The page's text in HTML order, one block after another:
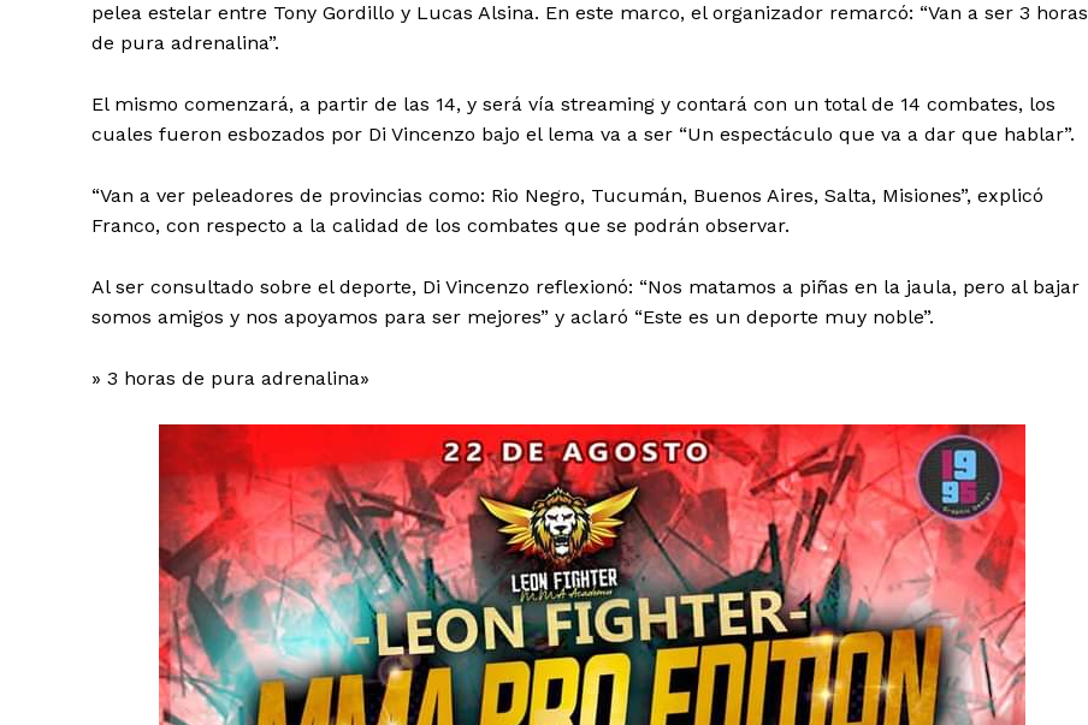
pelea estelar entre Tony Gordillo y Lucas Alsina. En este marco, el organizador remarcó: “Van a ser 3 horas
de pura adrenalina”.
El mismo comenzará, a partir de las 14, y será vía streaming y contará con un total de 14 combates, los
cuales fueron esbozados por Di Vincenzo bajo el lema va a ser “Un espectáculo que va a dar que hablar”.
“Van a ver peleadores de provincias como: Rio Negro, Tucumán, Buenos Aires, Salta, Misiones”, explicó
Franco, con respecto a la calidad de los combates que se podrán observar.
Al ser consultado sobre el deporte, Di Vincenzo reflexionó: “Nos matamos a piñas en la jaula, pero al bajar
somos amigos y nos apoyamos para ser mejores” y aclaró “Este es un deporte muy noble”.
» 3 horas de pura adrenalina»